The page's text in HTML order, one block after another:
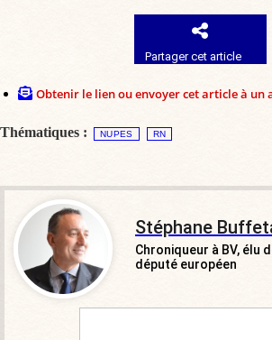
Partager cet article
Obtenir le lien ou envoyer cet article à un
Thématiques : NUPES RN
Stéphane
Chroniqueur à BV, élu
député européen